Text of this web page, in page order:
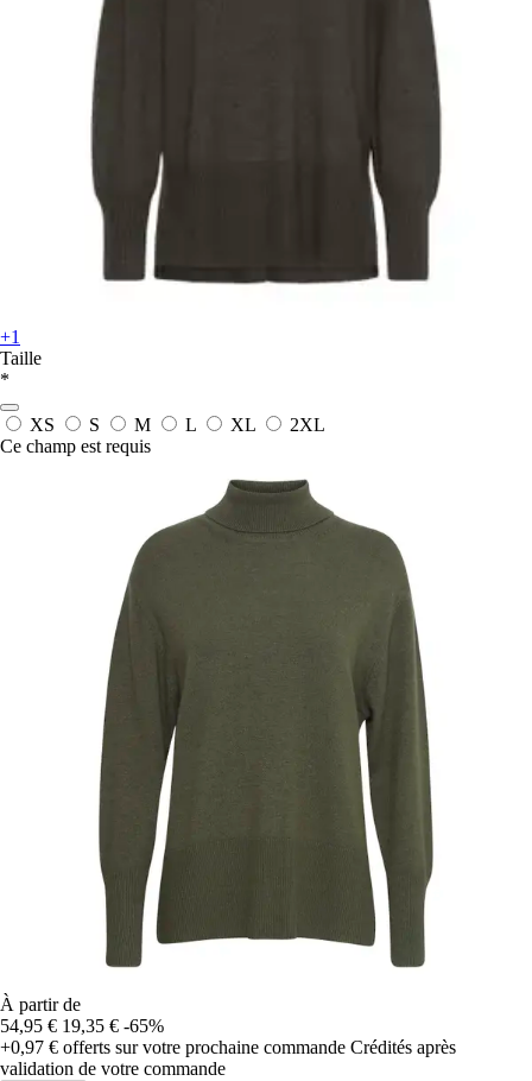
+1
Taille
*
XS S M L XL
2XL
Ce champ est requis
À partir de
54,95 € 19,35 € -65%
+0,97 € offerts sur votre prochaine commande Crédités après
validation de votre commande